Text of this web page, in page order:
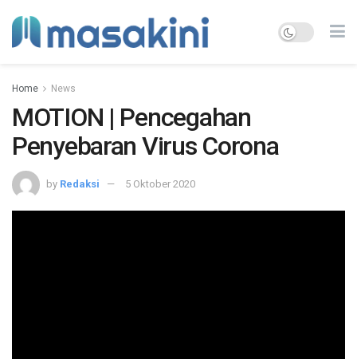
Home News
MOTION | Pencegahan
Penyebaran Virus Corona
by Redaksi 5 Oktober 2020